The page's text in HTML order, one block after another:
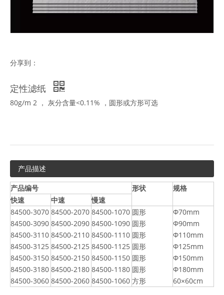
分享到：
定性滤纸
80g/m 2 ， 灰分含量<0.11% ，圆形或方形可选
产品描述
产品编号 形状
规格
快速
中速
慢速
84500-3070
84500-3090
84500-3110
84500-3125
84500-3150
84500-3180
84500-3060
84500-2070
84500-2090
84500-2110
84500-2125
84500-2150
84500-2180
84500-2060
84500-1070
84500-1090
84500-1110
84500-1125
84500-1150
84500-1180
84500-1060
圆形
圆形
圆形
圆形
圆形
圆形
方形
Φ70mm
Φ90mm
Φ110mm
Φ125mm
Φ150mm
Φ180mm
60×60cm